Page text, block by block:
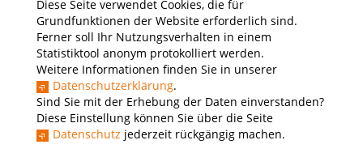
Diese Seite verwendet Cookies, die für
Grundfunktionen der Website erforderlich sind.
Ferner soll Ihr Nutzungsverhalten in einem
Statistiktool anonym protokolliert werden.
Weitere Informationen finden Sie in unserer
Datenschutzerklärung.
Sind Sie mit der Erhebung der Daten einverstanden?
Diese Einstellung können Sie über die Seite
Datenschutz jederzeit rückgängig machen.
Gestaltung
Informatik und Wirtschaftsinformatik
Kunststofftechnik und Vermessung
Maschinenbau
THWS Business School
Wirtschaftsingenieurwesen
Presse